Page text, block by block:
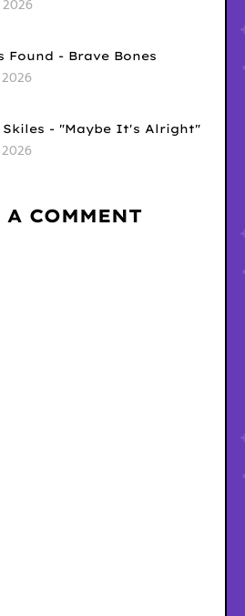
2026
Found - Brave Bones
2026
Skiles - "Maybe It's Alright"
2026
A COMMENT